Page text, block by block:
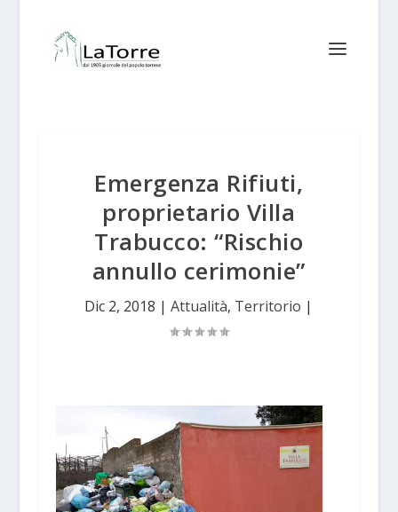
Emergenza Rifiuti,
proprietario Villa
Trabucco: “Rischio
annullo cerimonie”
Dic 2, 2018 |Attualità, Territorio |